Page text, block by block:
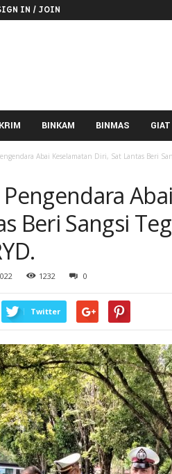
IN / JOIN
BINKAM BINMAS
Abai Keselamatan Diri, Sat Lantas Beri
Beri Sangsi
1232 0
Twitter